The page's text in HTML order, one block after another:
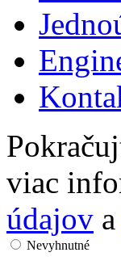
viac
údajov a
Nevyhnutné